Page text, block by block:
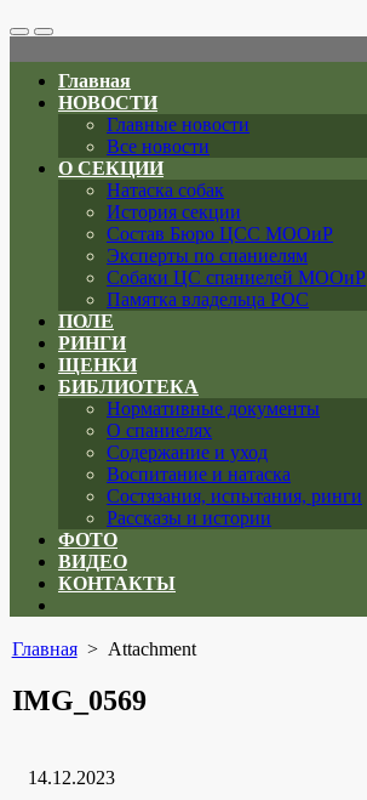
Search
Toggle
Меню
Главная
НОВОСТИ
Главные новости
Все новости
О СЕКЦИИ
Натаска собак
История секции
Состав Бюро ЦСС МООиР
Эксперты по спаниелям
Собаки ЦС спаниелей МООиР
Памятка владельца РОС
ПОЛЕ
РИНГИ
ЩЕНКИ
БИБЛИОТЕКА
Нормативные документы
О спаниелях
Содержание и уход
Воспитание и натаска
Состязания, испытания, ринги
Рассказы и истории
ФОТО
ВИДЕО
КОНТАКТЫ
menu
Главная> Attachment
IMG_0569
Дата
14.12.2023